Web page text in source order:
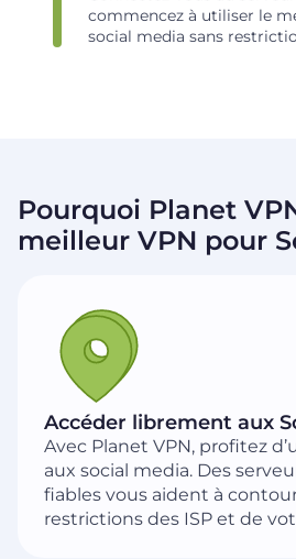
commencez à utiliser le
social media sans
Pourquoi Planet
meilleur VPN pour
Accéder librement aux
Avec Planet VPN, profitez
aux social media. Des
fiables vous aident à
restrictions des ISP et de